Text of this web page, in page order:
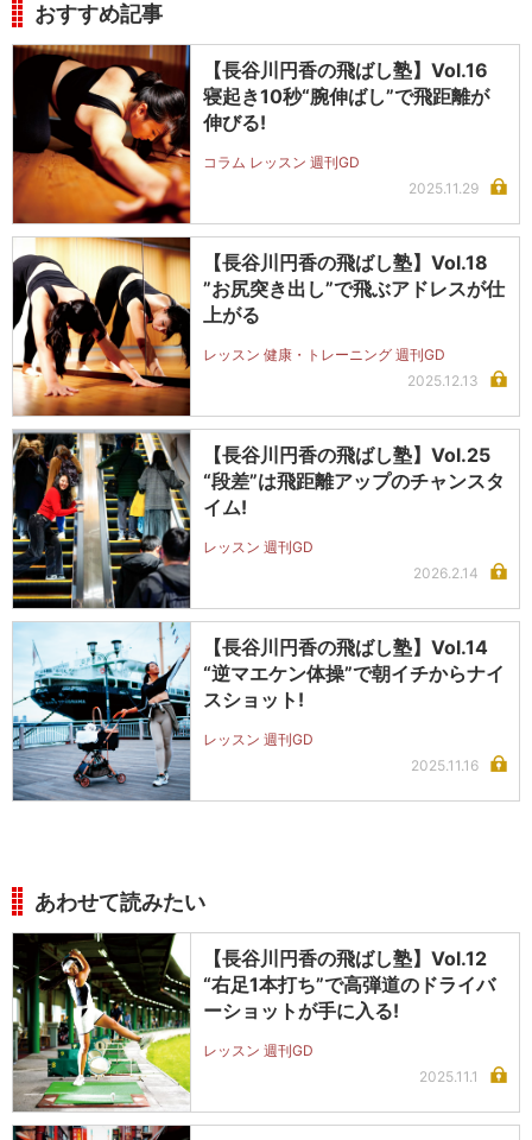
おすすめ記事
【長谷川円香の飛ばし塾】Vol.16
寝起き10秒“腕伸ばし”で飛距離が
伸びる!
コラム レッスン 週刊GD
2025.11.29
【長谷川円香の飛ばし塾】Vol.18
”お尻突き出し”で飛ぶアドレスが仕
上がる
レッスン 健康・トレーニング 週刊GD
2025.12.13
【長谷川円香の飛ばし塾】Vol.25
“段差”は飛距離アップのチャンスタ
イム!
レッスン 週刊GD
2026.2.14
【長谷川円香の飛ばし塾】Vol.14
“逆マエケン体操”で朝イチからナイ
スショット!
レッスン 週刊GD
2025.11.16
あわせて読みたい
【長谷川円香の飛ばし塾】Vol.12
“右足1本打ち”で高弾道のドライバ
ーショットが手に入る!
レッスン 週刊GD
2025.11.1